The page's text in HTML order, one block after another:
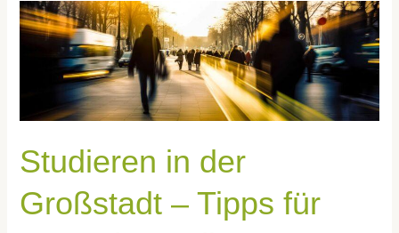
Studieren in der
Großstadt – Tipps für
Studieren
in
Großstadt
für